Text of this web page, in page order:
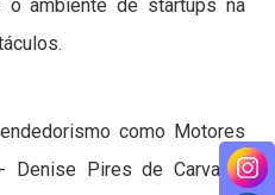
o ambiente de startups na
como Motores
Denise Pires de Carvalho